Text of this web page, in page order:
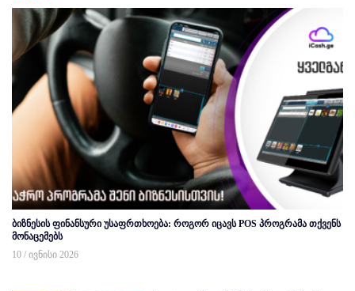
ბიზნესის ფინანსური უსაფრთხოება: როგორ იცავს POS პროგრამა თქვენს
მონაცემებს
10 / ივნისი 2026